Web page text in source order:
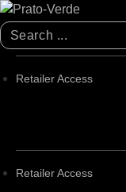
Skip
to
content
Retailer Access
Retailer Access